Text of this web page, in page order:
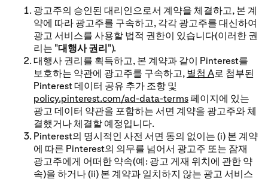
광고주의 승인된 대리인으로서 계약을 체결하고, 본 계
약에 따라 광고주를 구속하고, 각각 광고주를 대신하여
광고 서비스를 사용할 법적 권한이 있습니다(이러한 권
리는 "대행사 권리 ").
대행사 권리를 획득하고, 본 계약과 같이 Pinterest를
보호하는 약관에 광고주를 구속하고, 별첨 A로 첨부된
Pinterest 데이터 공유 추가 조항 및
policy.pinterest.com/ad-data-terms페이지에 있는
광고 데이터 약관을 포함하는 서면 계약을 광고주와 체
결했거나 체결할 예정입니다.
Pinterest의 명시적인 사전 서면 동의 없이는 (i) 본 계약
에 따른 Pinterest의 의무를 넘어서 광고주 또는 잠재
광고주에게 어떠한 약속(예: 광고 게재 위치에 관한 약
속)을 하거나 (ii) 본 계약과 일치하지 않는 광고 서비스